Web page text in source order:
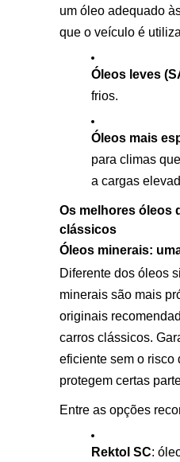
um óleo adequado
que o veículo é
Óleos leves
frios.
Óleos mais
para climas
a cargas
Os melhores óleos
clássicos
Óleos minerais:
Diferente dos óleos
minerais são mais
originais
carros clássicos.
eficiente sem o risco
protegem certas
Entre as opções
Rektol SC: